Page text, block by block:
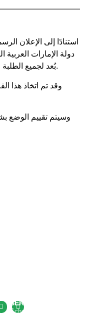
استنادًا إلى الإعلان
دولة الإمارات
بُعد لجميع الطلبة حتى يوم الجمعة الموافق 17 أبريل 2026.
وقد تم اتخاذ هذا
وسيتم تقييم الوضع
SERVICES
School